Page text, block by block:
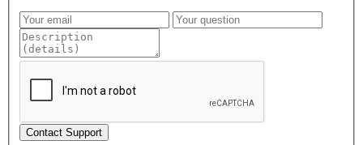
Contact Support